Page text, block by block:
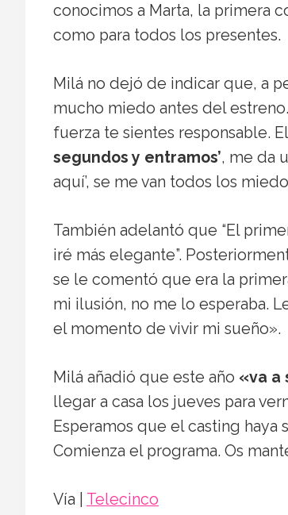
conocimos a Marta, la primera
como para todos los presentes.
Milá no dejó de indicar que, a
mucho miedo antes del
fuerza te sientes responsable.
segundos y entramos’, me da
aquí’, se me van todos los
También adelantó que “El
iré más elegante”.
se le comentó que era la
mi ilusión, no me lo esperaba.
el momento de vivir mi sueño».
Milá añadió que este año «va a
llegar a casa los jueves para
Esperamos que el casting
Comienza el programa. Os
Vía | Telecinco